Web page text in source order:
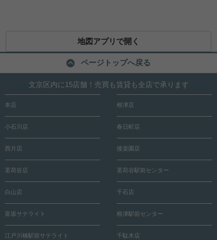
地図アプリで開く
ページトップへ戻る
文京区内に15店舗！売買も賃貸も全店で承ります
本店 根津店
小石川店 春日町店
西片店 後楽園店
茗荷谷店 茗荷谷駅前センター
白山店 千石店
富坂サテライト 根津駅前センター
江戸川橋駅前サテライト 千駄木店